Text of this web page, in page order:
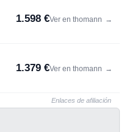
1.598 €Ver en thomann →
1.379 €Ver en thomann →
Enlaces de afiliación